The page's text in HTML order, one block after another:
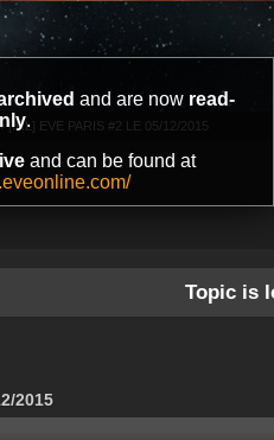
and are now read-
.
liveand can be found at
[IRL] EVE PARIS #2 LE 05/12/2015
Topic is
2015